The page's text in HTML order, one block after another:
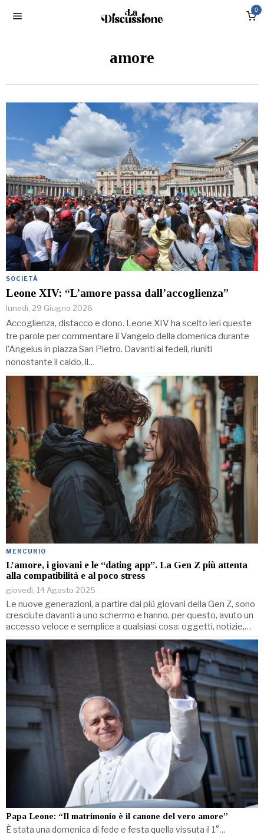
0
amore
SOCIETÀ
Leone XIV: “L’amore passa dall’accoglienza”
lunedì, 29 Giugno 2026
Accoglienza, distacco e dono. Leone XIV ha scelto ieri queste
tre parole per commentare il Vangelo della domenica durante
l’Angelus in piazza San Pietro. Davanti ai fedeli, riuniti
nonostante il caldo, il…
MERCURIO
L’amore, i giovani e le “dating app”. La Gen Z più attenta
alla compatibilità e al poco stress
giovedì, 14 Agosto 2025
Le nuove generazioni, a partire dai più giovani della Gen Z, sono
cresciute davanti a uno schermo e hanno, per questo, avuto un
accesso veloce e semplice a qualsiasi cosa: oggetti, notizie,…
Papa Leone: “Il matrimonio è il canone del vero amore”
È stata una domenica di fede e festa quella vissuta il 1°…